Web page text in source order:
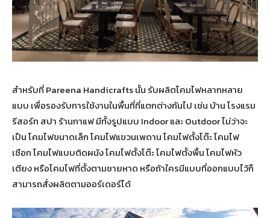
สำหรับที่ Pareena Handicrafts นั้น รับผลิตโคมไฟหลากหลาย
แบบ เพื่อรองรับการใช้งานในพื้นที่ที่แตกต่างกันไป เช่น บ้าน โรงแรม
รีสอร์ท สปา ร้านกาแฟ มีทั้งรูปแบบ Indoor และ Outdoor ไม่ว่าจะ
เป็น โคมไฟขนาดเล็ก โคมไฟแขวนเพดาน โคมไฟตั้งโต๊ะ โคมไฟ
เชือก โคมไฟแบบติดผนัง โคมไฟตั้งโต๊ะ โคมไฟตั้งพื้น โคมไฟหัว
เตียง หรือโคมไฟที่ตั้งตามชายหาด หรือถ้าใครมีแบบที่ออกแบบไว้ก็
สามารถสั่งผลิตตามออร์เดอร์ได้